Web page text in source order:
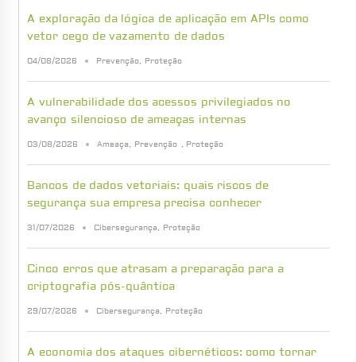
A exploração da lógica de aplicação em APIs como
vetor cego de vazamento de dados
04/08/2026 Prevenção, Proteção
A vulnerabilidade dos acessos privilegiados no
avanço silencioso de ameaças internas
03/08/2026 Ameaça, Prevenção , Proteção
Bancos de dados vetoriais: quais riscos de
segurança sua empresa precisa conhecer
31/07/2026 Cibersegurança, Proteção
Cinco erros que atrasam a preparação para a
criptografia pós-quântica
29/07/2026 Cibersegurança, Proteção
A economia dos ataques cibernéticos: como tornar